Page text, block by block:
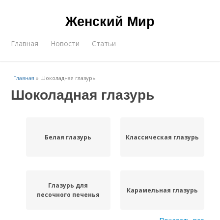
Женский Мир
Главная Новости Статьи
Главная » Шоколадная глазурь
Шоколадная глазурь
Белая глазурь Классическая глазурь
Глазурь для
песочного печенья
Карамельная глазурь